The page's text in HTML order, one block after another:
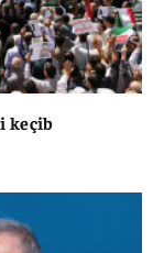
keçib